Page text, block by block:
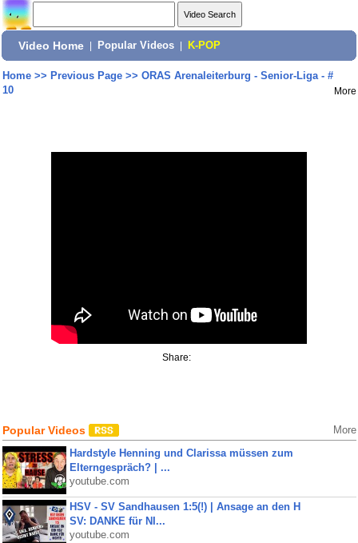
Video Home Popular Videos K-POP
Home>> Previous Page>> ORAS Arenaleiterburg - Senior-Liga - #
10
More
Share:
Popular Videos More
Hardstyle Henning und Clarissa müssen zum
Elterngespräch? | ...
youtube.com
HSV - SV Sandhausen 1:5(!) | Ansage an den H
SV: DANKE für NI...
youtube.com